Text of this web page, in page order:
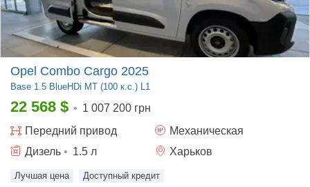
Opel Combo Cargo 2025
Base 1.5 BlueHDi МТ (100 к.с.) L1
22 568 $ • 1 007 200 грн
Передний привод
Механическая
Дизель • 1.5 л Харьков
Лучшая цена Доступный кредит